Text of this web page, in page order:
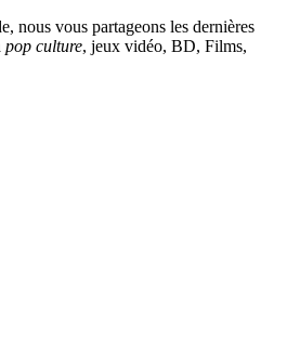
nous vous partageons les dernières
pop culture, jeux vidéo, BD, Films,